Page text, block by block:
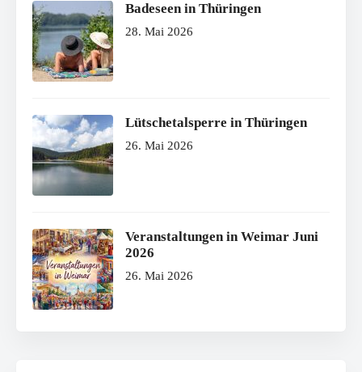
Badeseen in Thüringen
28. Mai 2026
Lütschetalsperre in Thüringen
26. Mai 2026
Veranstaltungen in Weimar Juni
2026
26. Mai 2026